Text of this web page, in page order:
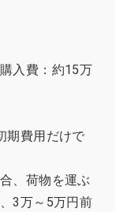
入費：約15万
期費用だけで
、荷物を運ぶ
3万～5万円前